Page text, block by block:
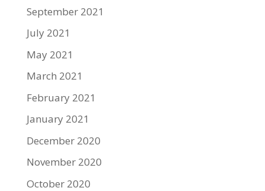
September 2021
July 2021
May 2021
March 2021
February 2021
January 2021
December 2020
November 2020
October 2020